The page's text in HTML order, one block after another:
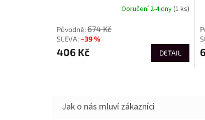
Doručení 2-4 dny(1 ks)
674 Kč
–39 %
406 Kč DETAIL